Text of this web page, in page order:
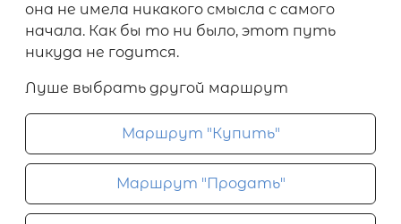
она не имела никакого смысла с самого
начала. Как бы то ни было, этот путь
никуда не годится.
Луше выбрать другой маршрут
Маршрут "Купить"
Маршрут "Продать"